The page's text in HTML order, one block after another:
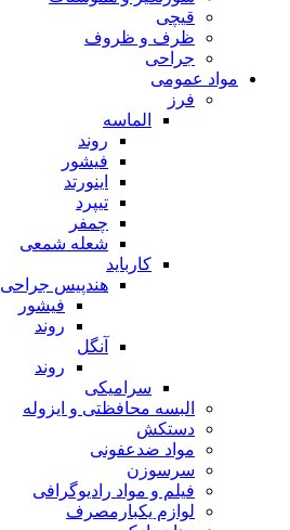
قیچی
ظرف و ظروف
جراحی
مواد عمومی
فرز
الماسه
روند
فیشور
اینورتد
تیپرد
چمفر
شعله شمعی
کارباید
هندپیس جراحی
فیشور
روند
آنگل
روند
سرامیکی
البسه محافظتی و ایزوله
دستکش
مواد ضدعفونی
سرسوزن
فیلم و مواد رادیوگرافی
لوازم یکبارمصرف